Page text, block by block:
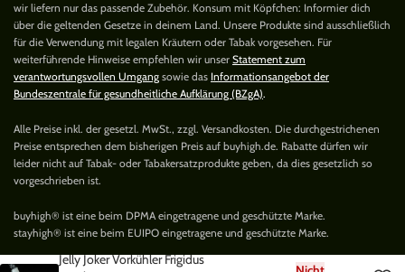
wir liefern nur das passende Zubehör. Konsum mit Köpfchen: Informier dich
über die geltenden Gesetze in deinem Land. Unsere Produkte sind ausschließlich
für die Verwendung mit legalen Kräutern oder Tabak vorgesehen. Für
weiterführende Hinweise empfehlen wir unser Statement zum
verantwortungsvollen Umgang sowie das Informationsangebot der
Bundeszentrale für gesundheitliche Aufklärung (BZgA).
Alle Preise inkl. der gesetzl. MwSt., zzgl. Versandkosten. Die durchgestrichenen
Preise entsprechen dem bisherigen Preis auf buyhigh.de. Rabatte dürfen wir
leider nicht auf Tabak- oder Tabakersatzprodukte geben, da dies gesetzlich so
vorgeschrieben ist.
buyhigh® ist eine beim DPMA eingetragene und geschützte Marke.
stayhigh® ist eine beim EUIPO eingetragene und geschützte Marke.
Jelly Joker Vorkühler Frigidus